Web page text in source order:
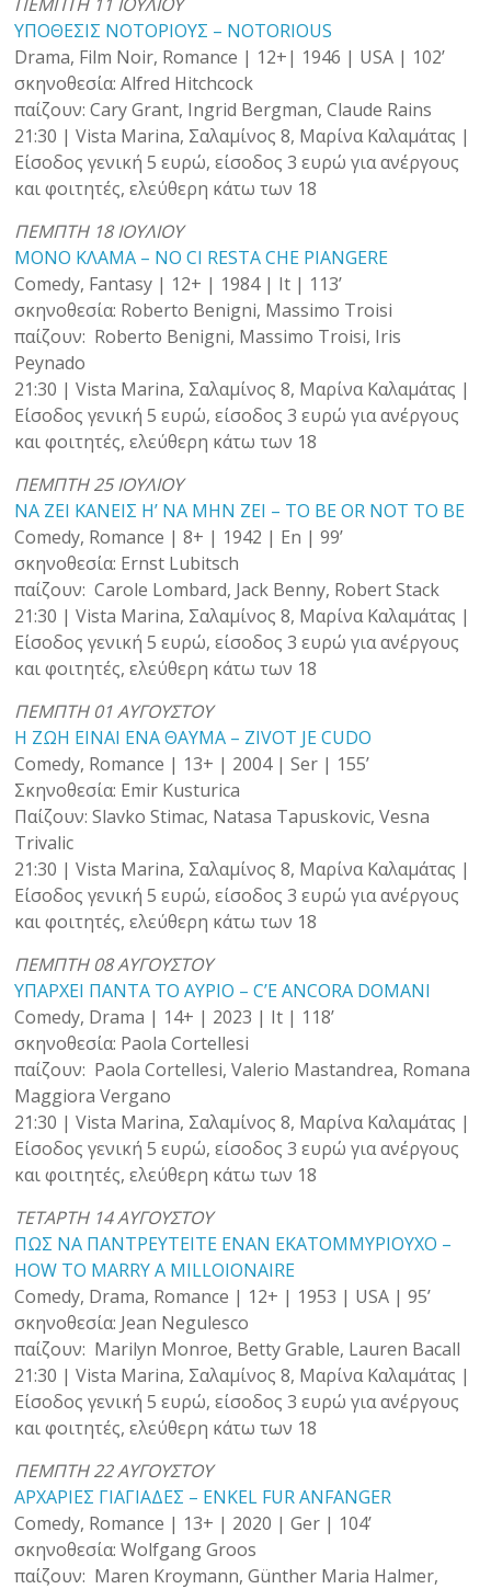
ΥΠΟΘΕΣΙΣ ΝΟΤΟΡΙΟΥΣ – NOTORIOUS
Drama, Film Noir, Romance | 12+| 1946 | USA | 102’
σκηνοθεσία: Alfred Hitchcock
παίζουν: Cary Grant, Ingrid Bergman, Claude Rains
21:30 | Vista Marina, Σαλαμίνος 8, Μαρίνα Καλαμάτας |
Είσοδος γενική 5 ευρώ, είσοδος 3 ευρώ για ανέργους
και φοιτητές, ελεύθερη κάτω των 18
ΠΕΜΠΤΗ 18 ΙΟΥΛΙΟΥ
ΜΟΝΟ ΚΛΑΜΑ – ΝΟ CI RESTA CHE PIANGERE
Comedy, Fantasy | 12+ | 1984 | Ιt | 113’
σκηνοθεσία: Roberto Benigni, Massimo Troisi
παίζουν: Roberto Benigni, Massimo Troisi, Iris
Peynado
21:30 | Vista Marina, Σαλαμίνος 8, Μαρίνα Καλαμάτας |
Είσοδος γενική 5 ευρώ, είσοδος 3 ευρώ για ανέργους
και φοιτητές, ελεύθερη κάτω των 18
ΠΕΜΠΤΗ 25 ΙΟΥΛΙΟΥ
ΝΑ ΖΕΙ ΚΑΝΕΙΣ Η’ ΝΑ ΜΗΝ ΖΕΙ – TO BE OR NOT TO BE
Comedy, Romance | 8+ | 1942 | En | 99’
σκηνοθεσία: Ernst Lubitsch
παίζουν: Carole Lombard, Jack Benny, Robert Stack
21:30 | Vista Marina, Σαλαμίνος 8, Μαρίνα Καλαμάτας |
Είσοδος γενική 5 ευρώ, είσοδος 3 ευρώ για ανέργους
και φοιτητές, ελεύθερη κάτω των 18
ΠΕΜΠΤΗ 01 ΑΥΓΟΥΣΤΟΥ
Η ΖΩΗ ΕΙΝΑΙ ΕΝΑ ΘΑΥΜΑ – ZIVOT JE CUDO
Comedy, Romance | 13+ | 2004 | Ser | 155’
Σκηνοθεσία: Emir Kusturica
Παίζουν: Slavko Stimac, Natasa Tapuskovic, Vesna
Trivalic
21:30 | Vista Marina, Σαλαμίνος 8, Μαρίνα Καλαμάτας |
Είσοδος γενική 5 ευρώ, είσοδος 3 ευρώ για ανέργους
και φοιτητές, ελεύθερη κάτω των 18
ΠΕΜΠΤΗ 08 ΑΥΓΟΥΣΤΟΥ
ΥΠΑΡΧΕΙ ΠΑΝΤΑ ΤΟ ΑΥΡΙΟ – C’E ANCORA DOMANI
Comedy, Drama | 14+ | 2023 | It | 118’
σκηνοθεσία: Paola Cortellesi
παίζουν: Paola Cortellesi, Valerio Mastandrea, Romana
Maggiora Vergano
21:30 | Vista Marina, Σαλαμίνος 8, Μαρίνα Καλαμάτας |
Είσοδος γενική 5 ευρώ, είσοδος 3 ευρώ για ανέργους
και φοιτητές, ελεύθερη κάτω των 18
TETAΡTH 14 ΑΥΓΟΥΣΤΟΥ
ΠΩΣ ΝΑ ΠΑΝΤΡΕΥΤΕΙΤΕ ΕΝΑΝ ΕΚΑΤΟΜΜΥΡΙΟΥΧΟ –
HOW TO MARRY A MILLOIONAIRE
Comedy, Drama, Romance | 12+ | 1953 | USA | 95’
σκηνοθεσία: Jean Negulesco
παίζουν: Marilyn Monroe, Betty Grable, Lauren Bacall
21:30 | Vista Marina, Σαλαμίνος 8, Μαρίνα Καλαμάτας |
Είσοδος γενική 5 ευρώ, είσοδος 3 ευρώ για ανέργους
και φοιτητές, ελεύθερη κάτω των 18
ΠΕΜΠΤΗ 22 ΑΥΓΟΥΣΤΟΥ
ΑΡΧΑΡΙΕΣ ΓΙΑΓΙΑΔΕΣ – ENKEL FUR ANFANGER
Comedy, Romance | 13+ | 2020 | Ger | 104’
σκηνοθεσία: Wolfgang Groos
παίζουν: Maren Kroymann, Günther Maria Halmer,